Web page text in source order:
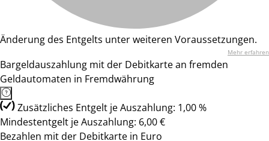
Änderung des Entgelts unter weiteren Voraussetzungen.
Mehr erfahren
Bargeldauszahlung mit der Debitkarte an fremden
Geldautomaten in Fremdwährung
Zusätzliches Entgelt je Auszahlung: 1,00 %
Mindestentgelt je Auszahlung: 6,00 €
Bezahlen mit der Debitkarte in Euro